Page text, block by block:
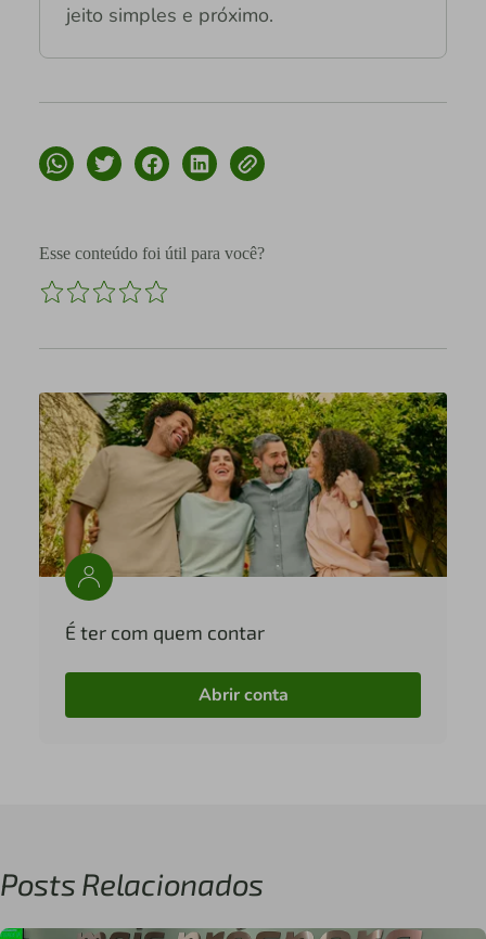
jeito simples e próximo.
Esse conteúdo foi útil para você?
É ter com quem contar
Abrir conta
Posts Relacionados